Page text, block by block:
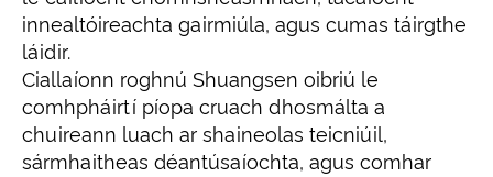
innealtóireachta gairmiúla, agus cumas táirgthe
láidir.
Ciallaíonn roghnú Shuangsen oibriú le
comhpháirtí píopa cruach dhosmálta a
chuireann luach ar shaineolas teicniúil,
sármhaitheas déantúsaíochta, agus comhar